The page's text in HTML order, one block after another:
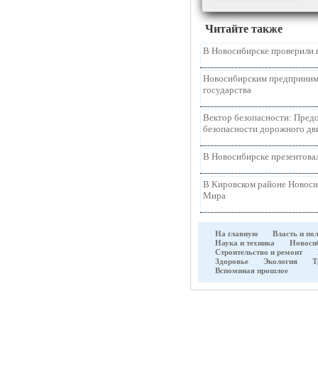
Читайте также
В Новосибирске проверили
Новосибирским
государства
Вектор безопасности:
безопасности дорожного
В Новосибирске
В Кировском районе
Мира
На главную
Власть и
Наука и техника
Строительство и ремонт
Здоровье
Экология
Вспоминая прошлое